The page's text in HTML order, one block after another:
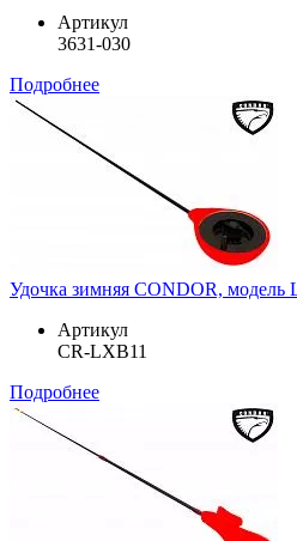
Артикул
3631-030
Подробнее
Удочка зимняя CONDOR, модель
Артикул
CR-LXB11
Подробнее